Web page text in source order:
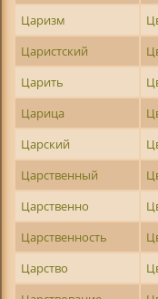
Царизм
Царистский
Царить
Царица
Царский
Царственный
Царственно
Царственность
Царство